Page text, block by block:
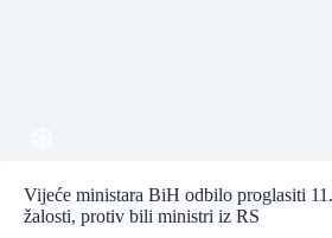
Vijeće ministara BiH odbilo proglasiti
žalosti, protiv bili ministri iz RS
❆